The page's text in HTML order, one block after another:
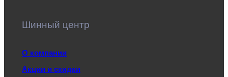
Шинный центр
О компании
Акции и скидки